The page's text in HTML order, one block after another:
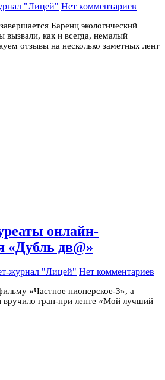
"Лицей" Нет комментариев
Баренц экологический
вызвали, как и всегда, немалый
отзывы на несколько заметных лент
онлайн-
«Дубль дв@»
журнал "Лицей" Нет комментариев
«Частное пионерское-З», а
гран-при ленте «Мой лучший